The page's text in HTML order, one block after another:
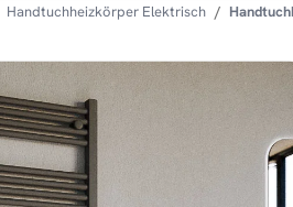
Handtuchheizkörper Elektrisch